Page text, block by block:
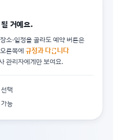
거예요.
소·일정을 골라도 예약 버튼은
른쪽에 규정과 다릅니다
관리자에게만 보여요.
택
능